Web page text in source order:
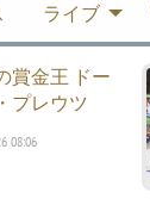
ライブ
賞金王 ドー
プレウツ
08:06